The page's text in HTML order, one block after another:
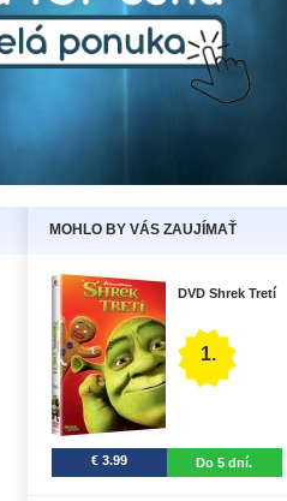
MOHLO BY VÁS ZAUJÍMAŤ
DVD Shrek Tretí
1.
€ 3.99 Do 5 dní.